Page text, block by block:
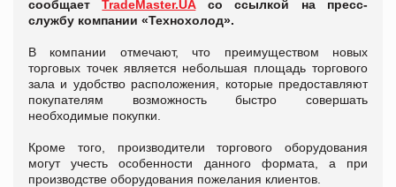
сообщаетTradeMaster.UAсо ссылкой на пресс-
службу компании «Технохолод».
В компании отмечают, что преимуществом новых
торговых точек является небольшая площадь торгового
зала и удобство расположения, которые предоставляют
покупателям возможность быстро совершать
необходимые покупки.
Кроме того, производители торгового оборудования
могут учесть особенности данного формата, а при
производстве оборудования пожелания клиентов.